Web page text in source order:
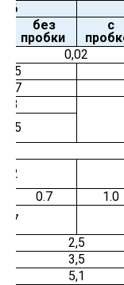
В6
без
пробки
с
0,02
0,3
0.2
0.7
1.0
0.7
2,5
3,5
5,1